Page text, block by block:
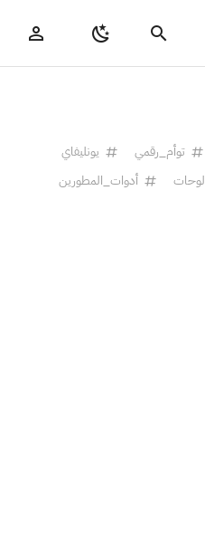
توأم_رقمي
يونليفاي
لوحات أدوات_المطورين